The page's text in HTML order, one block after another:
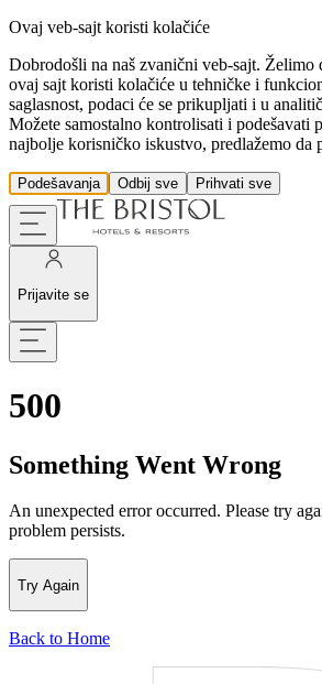
Ovaj veb-sajt koristi kolačiće
Dobrodošli na naš zvanični veb-sajt. Želimo
ovaj sajt koristi kolačiće u tehničke i
saglasnost, podaci će se prikupljati i u
Možete samostalno kontrolisati i podešavati
najbolje korisničko iskustvo, predlažemo da
Podešavanja Odbij sve Prihvati sve
Prijavite se
500
Something Went Wrong
An unexpected error occurred. Please try
problem persists.
Try Again
Back to Home